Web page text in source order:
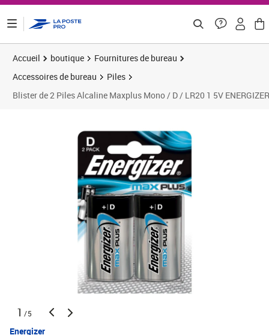
Accueil boutique
Fournitures de bureau
Accessoires de bureau
Piles
Blister de 2 Piles Alcaline Maxplus Mono / D / LR20 1 5V ENERGIZER
1 /5
Energizer